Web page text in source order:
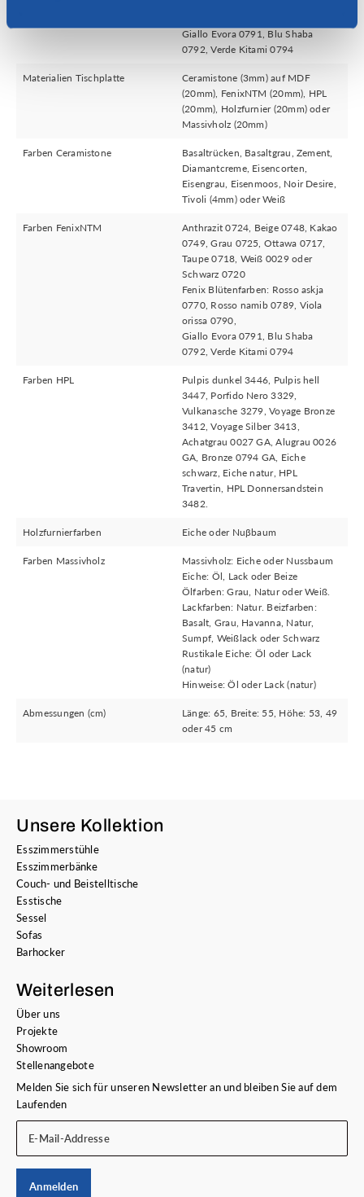
Giallo Evora 0791, Blu Shaba
0792, Verde Kitami 0794
Materialien Tischplatte
Ceramistone (3mm) auf MDF
(20mm), FenixNTM (20mm), HPL
(20mm), Holzfurnier (20mm) oder
Massivholz (20mm)
Farben Ceramistone
Basaltrücken, Basaltgrau, Zement,
Diamantcreme, Eisencorten,
Eisengrau, Eisenmoos, Noir Desire,
Tivoli (4mm) oder Weiß
Farben FenixNTM
Anthrazit 0724, Beige 0748, Kakao
0749, Grau 0725, Ottawa 0717,
Taupe 0718, Weiß 0029 oder
Schwarz 0720
Fenix Blütenfarben: Rosso askja
0770, Rosso namib 0789, Viola
orissa 0790,
Giallo Evora 0791, Blu Shaba
0792, Verde Kitami 0794
Farben HPL
Pulpis dunkel 3446, Pulpis hell
3447, Porfido Nero 3329,
Vulkanasche 3279, Voyage Bronze
3412, Voyage Silber 3413,
Achatgrau 0027 GA, Alugrau 0026
GA, Bronze 0794 GA, Eiche
schwarz, Eiche natur, HPL
Travertin, HPL Donnersandstein
3482.
Holzfurnierfarben Eiche oder Nuβbaum
Farben Massivholz
Massivholz: Eiche oder Nussbaum
Eiche: Öl, Lack oder Beize
Ölfarben: Grau, Natur oder Weiß.
Lackfarben: Natur. Beizfarben:
Basalt, Grau, Havanna, Natur,
Sumpf, Weißlack oder Schwarz
Rustikale Eiche: Öl oder Lack
(natur)
Hinweise: Öl oder Lack (natur)
Abmessungen (cm)
Länge: 65, Breite: 55, Höhe: 53, 49
oder 45 cm
Unsere Kollektion
Esszimmerstühle
Esszimmerbänke
Couch- und Beistelltische
Esstische
Sessel
Sofas
Barhocker
Weiterlesen
Über uns
Projekte
Showroom
Stellenangebote
Melden Sie sich für unseren Newsletter an und bleiben Sie auf dem
Laufenden
E-Mail-Addresse
Anmelden